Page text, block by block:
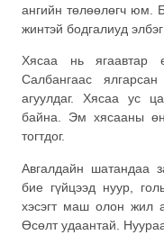
ангийн төлөөлөгч юм.
жинтэй бодгалиуд элбэг
Хясаа нь ягаавтар
Салбангаас
агуулдаг. Хясаа ус
байна. Эм хясааны
тогтдог.
Авгалдайн шатандаа
бие гүйцээд нуур,
хэсэгт маш олон жил
Өсөлт удаантай.